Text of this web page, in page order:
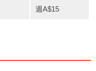
週A$15